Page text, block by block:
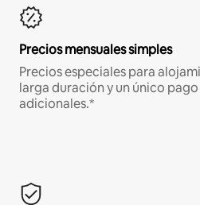
Precios mensuales simples
Precios especiales para
larga duración y un único
adicionales.*